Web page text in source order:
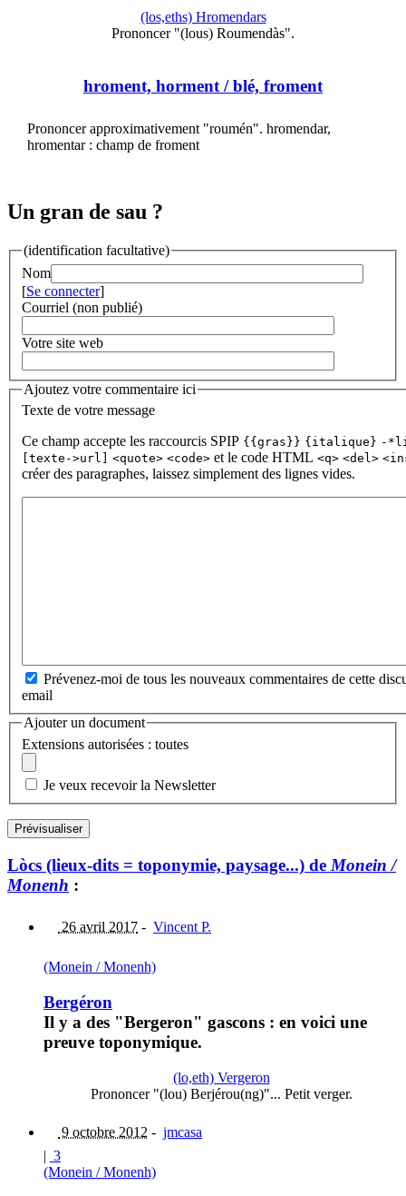
(los,eths) Hromendars
Prononcer "(lous) Roumendàs".
hroment, horment / blé, froment
Prononcer approximativement "roumén". hromendar,
hromentar : champ de froment
Un gran de sau ?
(identification facultative)
Nom
[Se connecter]
Courriel (non publié)
Votre site web
Ajoutez votre commentaire ici
Texte de votre message
Ce champ accepte les raccourcis SPIP {{gras}} {italique} -
[texte->url]
<quote> <code> et le code HTML <q> <del>
créer des paragraphes, laissez simplement des lignes vides.
Prévenez-moi de tous les nouveaux commentaires de cette
email
Ajouter un document
Extensions autorisées : toutes
Je veux recevoir la Newsletter
Lòcs (lieux-dits = toponymie, paysage...) de Monein /
Monenh :
26 avril 2017 - Vincent P.
(Monein / Monenh)
Bergéron
Il y a des "Bergeron" gascons : en voici une
preuve toponymique.
(lo,eth) Vergeron
Prononcer "(lou) Berjérou(ng)"... Petit verger.
9 octobre 2012 - jmcasa
| 3
(Monein / Monenh)